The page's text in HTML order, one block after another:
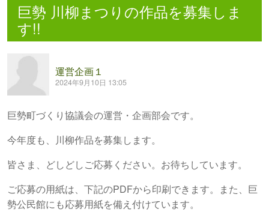
巨勢 川柳まつりの作品を募集しま
す!!
運営企画１
2024年9月10日 13:05
巨勢町づくり協議会の運営・企画部会です。
今年度も、川柳作品を募集します。
皆さま、どしどしご応募ください。お待ちしています。
ご応募の用紙は、下記のPDFから印刷できます。また、巨
勢公民館にも応募用紙を備え付けています。